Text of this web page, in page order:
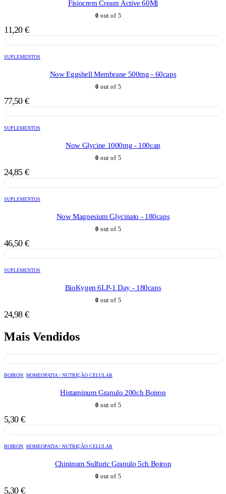
Fisiocrem Cream Active 60Ml
0 out of 5
11,20 €
SUPLEMENTOS
Now Eggshell Membrane 500mg - 60caps
0 out of 5
77,50 €
SUPLEMENTOS
Now Glycine 1000mg - 100cap
0 out of 5
24,85 €
SUPLEMENTOS
Now Magnesium Glycinato - 180caps
0 out of 5
46,50 €
SUPLEMENTOS
BioKygen 6LP-1 Day - 180caps
0 out of 5
24,98 €
Mais Vendidos
BOIRON HOMEOPATIA / NUTRIÇÃO CELULAR
Histaminum Granulo 200ch Boiron
0 out of 5
5,30 €
BOIRON HOMEOPATIA / NUTRIÇÃO CELULAR
Chininum Sulfuric Granulo 5ch Boiron
0 out of 5
5,30 €